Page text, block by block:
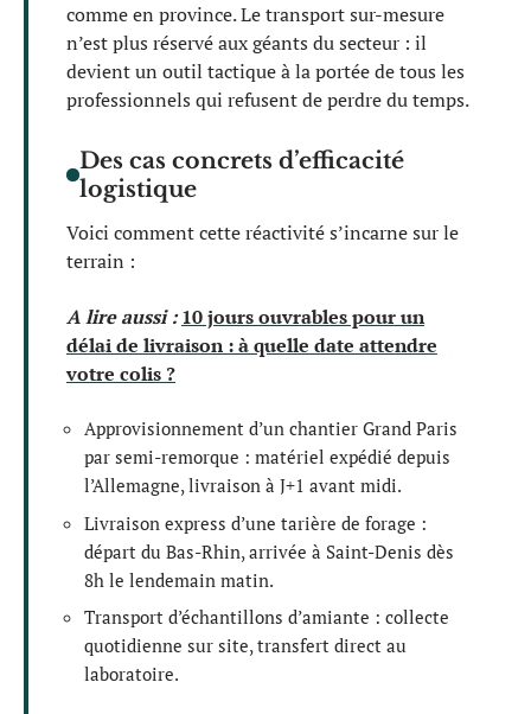
comme en province. Le transport sur-mesure
n’est plus réservé aux géants du secteur : il
devient un outil tactique à la portée de tous les
professionnels qui refusent de perdre du temps.
Des cas concrets d’efficacité
logistique
Voici comment cette réactivité s’incarne sur le
terrain :
A lire aussi : 10 jours ouvrables pour un
délai de livraison : à quelle date attendre
votre colis ?
Approvisionnement d’un chantier Grand Paris
par semi-remorque : matériel expédié depuis
l’Allemagne, livraison à J+1 avant midi.
Livraison express d’une tarière de forage :
départ du Bas-Rhin, arrivée à Saint-Denis dès
8h le lendemain matin.
Transport d’échantillons d’amiante : collecte
quotidienne sur site, transfert direct au
laboratoire.